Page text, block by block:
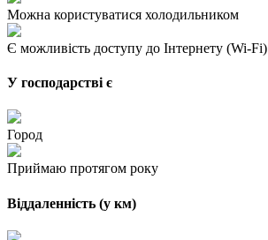
Можна користуватися холодильником
Є можливість доступу до Інтернету (Wi-Fi)
У господарстві є
Город
Приймаю протягом року
Віддаленність (у км)